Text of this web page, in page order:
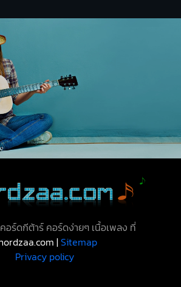
อร์ดกีต้าร์ คอร์ดง่ายๆ เนื้อเพลง ที่
|Sitemap
Privacy policy